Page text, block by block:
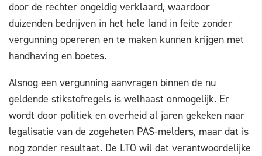
door de rechter ongeldig verklaard, waardoor
duizenden bedrijven in het hele land in feite zonder
vergunning opereren en te maken kunnen krijgen met
handhaving en boetes.
Alsnog een vergunning aanvragen binnen de nu
geldende stikstofregels is welhaast onmogelijk. Er
wordt door politiek en overheid al jaren gekeken naar
legalisatie van de zogeheten PAS-melders, maar dat is
nog zonder resultaat. De LTO wil dat verantwoordelijke